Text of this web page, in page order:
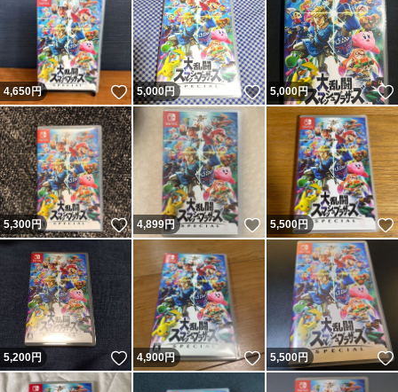
4,650円 いいね！
5,000円 いいね！
5,000円
5,300円 いいね！
4,899円 いいね！
5,500円
5,200円 いいね！
4,900円 いいね！
5,500円